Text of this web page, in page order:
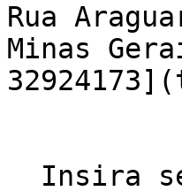
Rua
Minas